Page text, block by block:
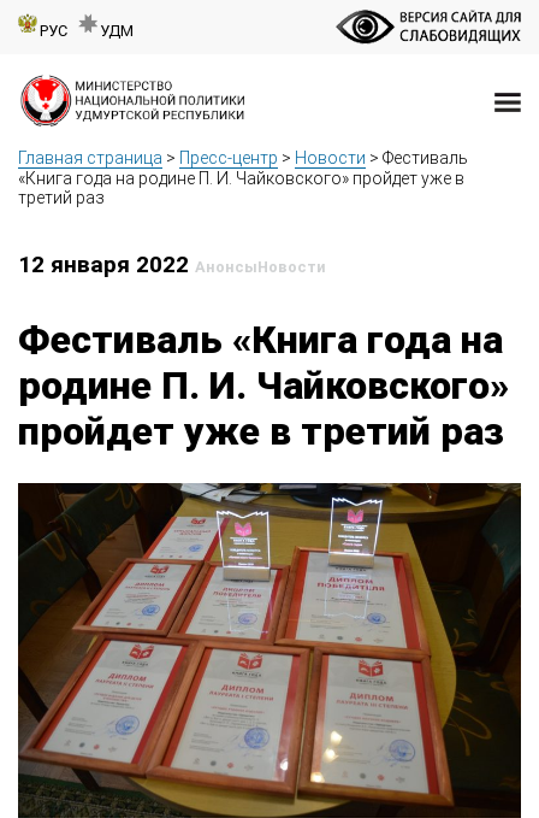
РУС УДМ
Главная страница > Пресс-центр > Новости > Фестиваль
«Книга года на родине П. И. Чайковского» пройдет уже в
третий раз
12 января 2022 АнонсыНовости
Фестиваль «Книга года на
родине П. И. Чайковского»
пройдет уже в третий раз